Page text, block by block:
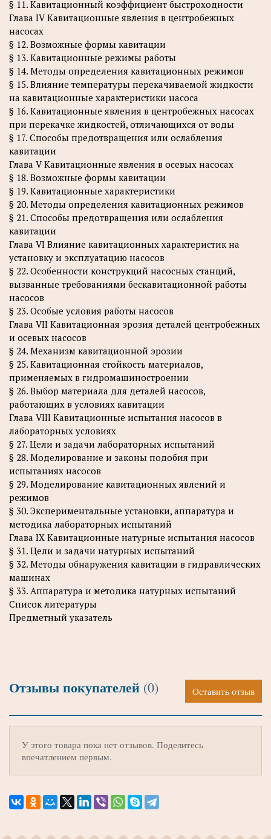
§ 11. Кавитационный коэффициент быстроходности
Глава IV Кавитационные явления в центробежных
насосах
§ 12. Возможные формы кавитации
§ 13. Кавитационные режимы работы
§ 14. Методы определения кавитационных режимов
§ 15. Влияние температуры перекачиваемой жидкости
на кавитационные характеристики насоса
§ 16. Кавитационные явления в центробежных насосах
при перекачке жидкостей, отличающихся от воды
§ 17. Способы предотвращения или ослабления
кавитации
Глава V Кавитационные явления в осевых насосах
§ 18. Возможные формы кавитации
§ 19. Кавитационные характеристики
§ 20. Методы определения кавитационных режимов
§ 21. Способы предотвращения или ослабления
кавитации
Глава VI Влияние кавитационных характеристик на
установку и эксплуатацию насосов
§ 22. Особенности конструкций насосных станций,
вызванные требованиями бескавитационной работы
насосов
§ 23. Особые условия работы насосов
Глава VII Кавитационная эрозия деталей центробежных
и осевых насосов
§ 24. Механизм кавитационной эрозии
§ 25. Кавитационная стойкость материалов,
применяемых в гидромашиностроении
§ 26. Выбор материала для деталей насосов,
работающих в условиях кавитации
Глава VIII Кавитационные испытания насосов в
лабораторных условиях
§ 27. Цели и задачи лабораторных испытаний
§ 28. Моделирование и законы подобия при
испытаниях насосов
§ 29. Моделирование кавитационных явлений и
режимов
§ 30. Экспериментальные установки, аппаратура и
методика лабораторных испытаний
Глава IX Кавитационные натурные испытания насосов
§ 31. Цели и задачи натурных испытаний
§ 32. Методы обнаружения кавитации в гидравлических
машинах
§ 33. Аппаратура и методика натурных испытаний
Список литературы
Предметный указатель
Отзывы покупателей (0) Оставить отзыв
У этого товара пока нет отзывов. Поделитесь
впечатлением первым.